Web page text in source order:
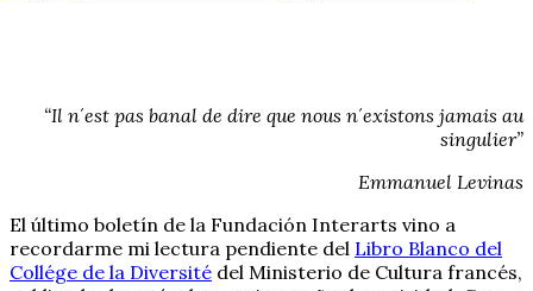
“Il n´est pas banal de dire que nous n´existons jamais au
singulier”
Emmanuel Levinas
El último boletín de la Fundación Interarts vino a
recordarme mi lectura pendiente del Libro Blanco del
Collége de la Diversité del Ministerio de Cultura francés,